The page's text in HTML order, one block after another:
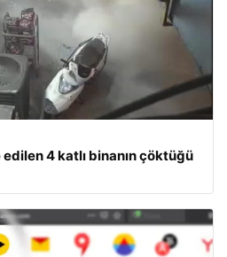
4 katlı binanın çöktüğü